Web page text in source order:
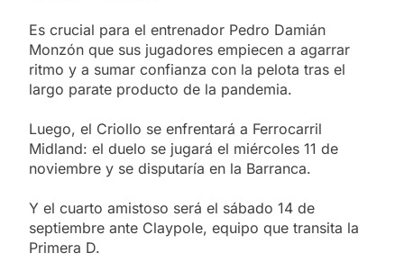
Es crucial para el entrenador Pedro Damián
Monzón que sus jugadores empiecen a agarrar
ritmo y a sumar confianza con la pelota tras el
largo parate producto de la pandemia.
Luego, el Criollo se enfrentará a Ferrocarril
Midland: el duelo se jugará el miércoles 11 de
noviembre y se disputaría en la Barranca.
Y el cuarto amistoso será el sábado 14 de
septiembre ante Claypole, equipo que transita la
Primera D.